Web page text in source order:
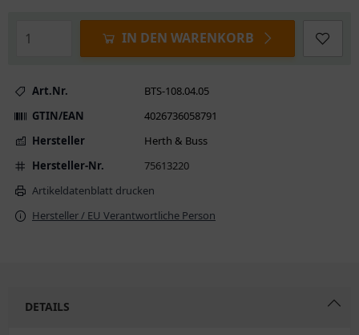
IN DEN WARENKORB
Art.Nr.
BTS-108.04.05
GTIN/EAN
4026736058791
Hersteller
Herth & Buss
Hersteller-Nr.
75613220
Artikeldatenblatt drucken
Hersteller / EU Verantwortliche Person
DETAILS